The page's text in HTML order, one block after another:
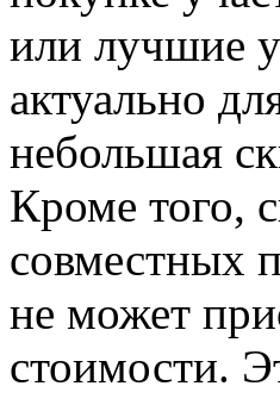
или лучшие
актуально
небольшая
Кроме того,
совместных
не может
стоимости.